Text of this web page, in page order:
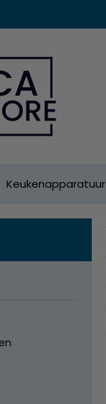
Keukenapparatuur